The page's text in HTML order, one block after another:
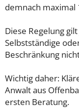
demnach maximal
Diese Regelung
Selbstständige
Beschränkung
Wichtig daher:
Anwalt aus
ersten Beratung.